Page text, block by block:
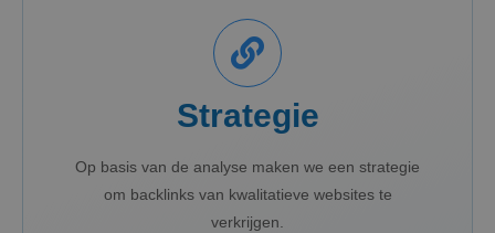
Strategie
Op basis van de analyse maken we een strategie
om backlinks van kwalitatieve websites te
verkrijgen.